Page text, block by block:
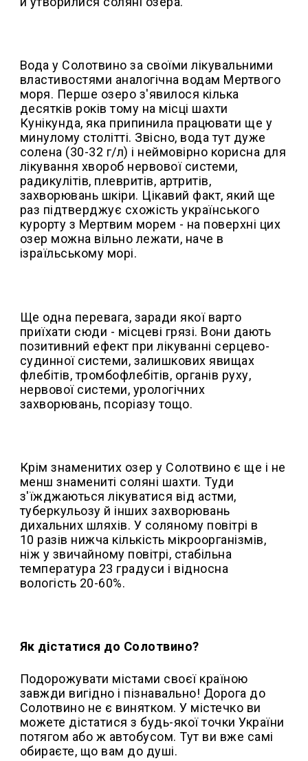
Вода у Солотвино за своїми лікувальними
властивостями аналогічна водам Мертвого
моря. Перше озеро з'явилося кілька
десятків років тому на місці шахти
Кунікунда, яка припинила працювати ще у
минулому столітті. Звісно, вода тут дуже
солена (30-32 г/л) і неймовірно корисна для
лікування хвороб нервової системи,
радикулітів, плевритів, артритів,
захворювань шкіри. Цікавий факт, який ще
раз підтверджує схожість українського
курорту з Мертвим морем - на поверхні цих
озер можна вільно лежати, наче в
ізраїльському морі.
Ще одна перевага, заради якої варто
приїхати сюди - місцеві грязі. Вони дають
позитивний ефект при лікуванні серцево-
судинної системи, залишкових явищах
флебітів, тромбофлебітів, органів руху,
нервової системи, урологічних
захворювань, псоріазу тощо.
Крім знаменитих озер у Солотвино є ще і не
менш знамениті соляні шахти. Туди
з'їжджаються лікуватися від астми,
туберкульозу й інших захворювань
дихальних шляхів. У соляному повітрі в
10 разів нижча кількість мікроорганізмів,
ніж у звичайному повітрі, стабільна
температура 23 градуси і відносна
вологість 20-60%.
Як дістатися до Солотвино?
Подорожувати містами своєї країною
завжди вигідно і пізнавально! Дорога до
Солотвино не є винятком. У містечко ви
можете дістатися з будь-якої точки України
потягом або ж автобусом. Тут ви вже самі
обираєте, що вам до душі.